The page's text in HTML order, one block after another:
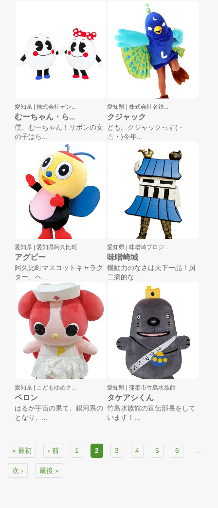
愛知県 | 株式会社デン...
むーちゃん・ら...
僕、むーちゃん！リボンの女
の子はら...
愛知県 | 株式会社名鉄...
クジャック
ども。クジャックっす(・
△・)今年...
愛知県 | 愛知県阿久比町
アグピー
阿久比町マスコットキャラク
ター、ヘ...
愛知県 | 味噌崎プロジ...
味噌崎城
機動力のなさは天下一品！厨
二病的な...
愛知県 | こどもゆめク...
ペロン
はるか宇宙の果て、銀河系の
となり、...
愛知県 | 蒲郡市竹島水族館
タケアシくん
竹島水族館の宣伝部長をして
います！...
« 最初 ‹ 前 1 2 3 4 5 6 ...
次 › 最後 »